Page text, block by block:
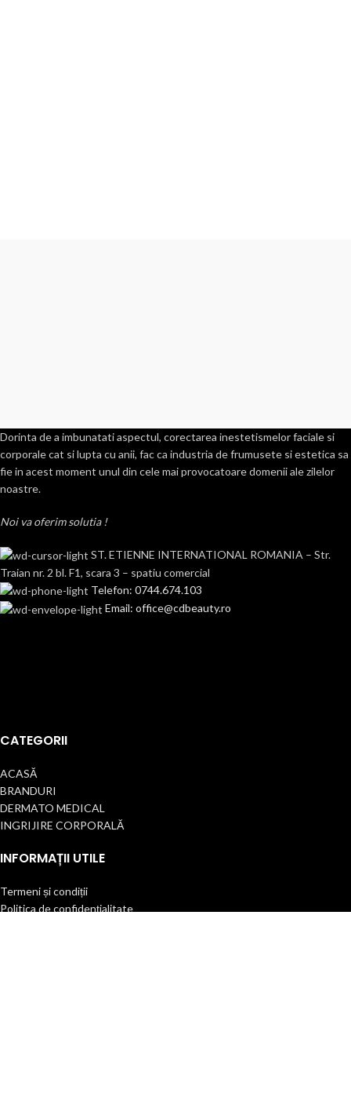
Dorinta de a imbunatati aspectul, corectarea inestetismelor faciale si
corporale cat si lupta cu anii, fac ca industria de frumusete si estetica sa
fie in acest moment unul din cele mai provocatoare domenii ale zilelor
noastre.
Noi va oferim solutia !
ST. ETIENNE INTERNATIONAL ROMANIA – Str.
Traian nr. 2 bl. F1, scara 3 – spatiu comercial
Telefon: 0744.674.103
Email: office@cdbeauty.ro
CATEGORII
ACASĂ
BRANDURI
DERMATO MEDICAL
INGRIJIRE CORPORALĂ
INFORMAȚII UTILE
Termeni și condiții
Politica de confidențialitate